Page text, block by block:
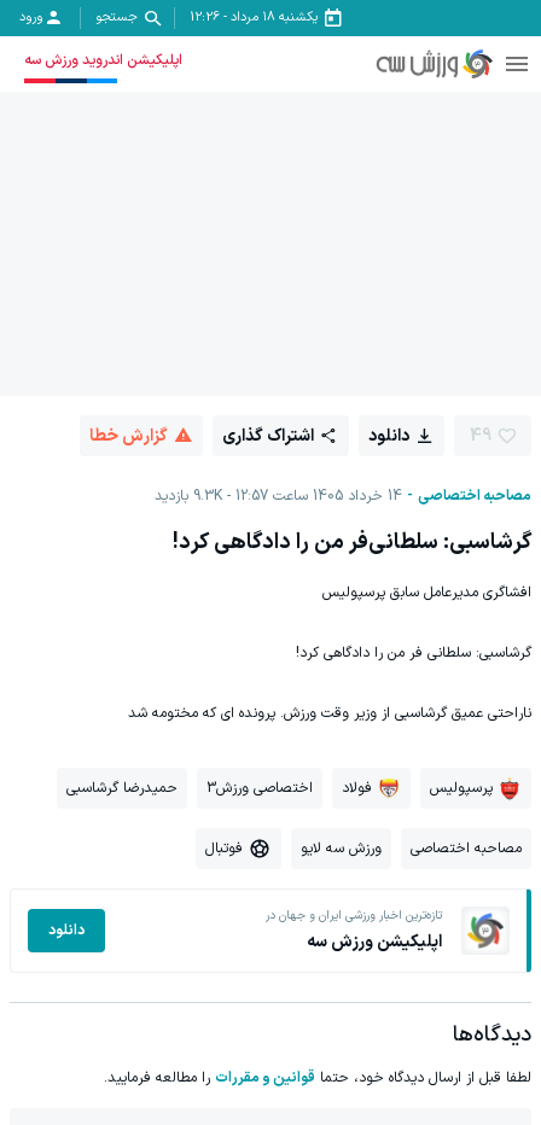
یکشنبه ۱۸ مرداد -
12:26 جستجو ورود
اپلیکیشن اندروید ورزش سه
مصاحبه اختصاصی 14 خرداد 1405 ساعت 12:57 9.3K بازدید
49 دانلود اشتراک گذاری گزارش خطا
گرشاسبی: سلطانی‌فر من را دادگاهی کرد!
افشاگری مدیرعامل سابق پرسپولیس
گرشاسبی: سلطانی فر من را دادگاهی کرد!
ناراحتی عمیق گرشاسبی از وزیر وقت ورزش. پرونده ای که مختومه شد
پرسپولیس فولاد اختصاصی ورزش3 حمیدرضا گرشاسبی
مصاحبه اختصاصی ورزش سه لایو فوتبال
تازه‌ترین اخبار ورزشی ایران و جهان در
اپلیکیشن ورزش سه دانلود
دیدگاه‌ها
لطفا قبل از ارسال دیدگاه خود، حتما قوانین و مقررات را مطالعه فرمایید.